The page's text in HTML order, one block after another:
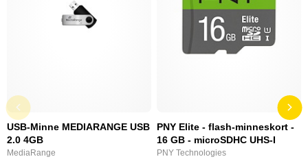
USB-Minne MEDIARANGE USB
2.0 4GB
MediaRange
PNY Elite - flash-minneskort -
16 GB - microSDHC UHS-I
PNY Technologies